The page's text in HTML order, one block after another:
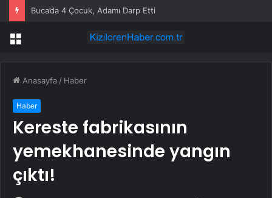
Buca’da 4 Çocuk, Adamı Darp Etti
Menü
Anasayfa / Haber
Haber
Kereste fabrikasının
yemekhanesinde yangın
çıktı!